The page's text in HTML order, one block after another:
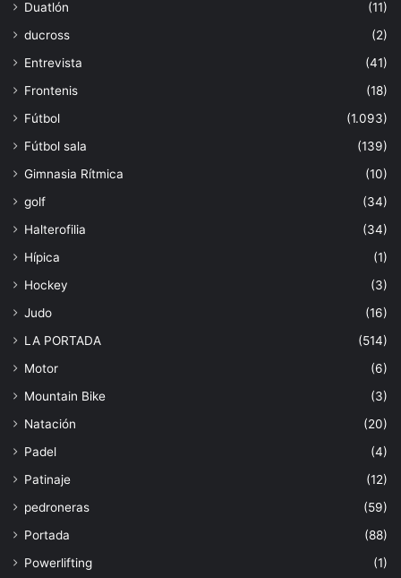
Duatlón
(11)
ducross
(2)
Entrevista
(41)
Frontenis
(18)
Fútbol
(1.093)
Fútbol sala
(139)
Gimnasia Rítmica
(10)
golf
(34)
Halterofilia
(34)
Hípica
(1)
Hockey
(3)
Judo
(16)
LA PORTADA
(514)
Motor
(6)
Mountain Bike
(3)
Natación
(20)
Padel
(4)
Patinaje
(12)
pedroneras
(59)
Portada
(88)
Powerlifting
(1)